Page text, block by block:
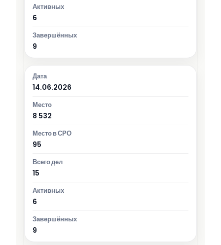
6
9
14.06.2026
8 532
95
15
6
9